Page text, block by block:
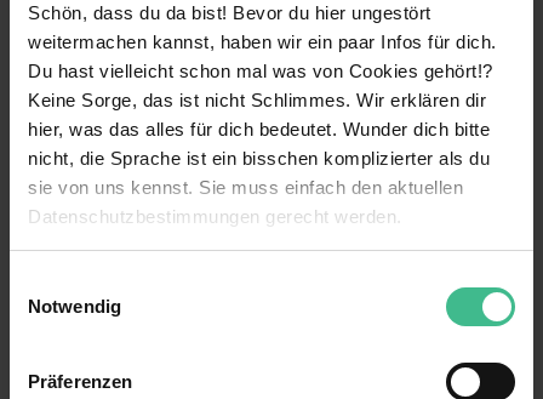
Schön, dass du da bist! Bevor du hier ungestört
weitermachen kannst, haben wir ein paar Infos für dich.
Du hast vielleicht schon mal was von Cookies gehört!?
Keine Sorge, das ist nicht Schlimmes. Wir erklären dir
hier, was das alles für dich bedeutet. Wunder dich bitte
nicht, die Sprache ist ein bisschen komplizierter als du
sie von uns kennst. Sie muss einfach den aktuellen
Datenschutzbestimmungen gerecht werden.
Benutzung der Webseite getroffenen Einstellungen zu
Notwendig
Präferenzen
Komfortable Arbeit remote von überall
Persönliche Entwicklung durch Webinare,
Weiterbildungsreisen und Retreats
Wertvolle Erfahrungen, Kenntnisse und Skills
direkt vom Geschäftsführer mit einer 18 Jahre
Teampartner in seiner Karriere
10.000€ monatlich bereits in den ersten
Monaten, später auch 15.000€ pro Monat
Moderne Arbeitstools wie CRM & LMS System
weiterlesen
Benefits
Eigener Arbeitsplatz
Firmenwagen
Flexible Arbeitszeiten
Projektarbeit